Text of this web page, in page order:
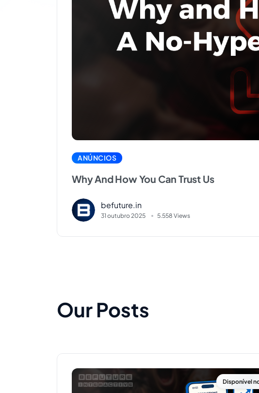
ANÚNCIOS
Why And How You Can Trust Us
befuture.in
31 outubro 2025 5.558 Views
Our Posts